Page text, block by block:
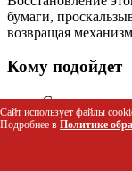
бумаги,
возвращая
Кому подойдет
контрольно-
запчастей.
Сайт использует файлы
Подробнее в Политике